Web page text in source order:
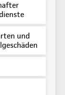
und